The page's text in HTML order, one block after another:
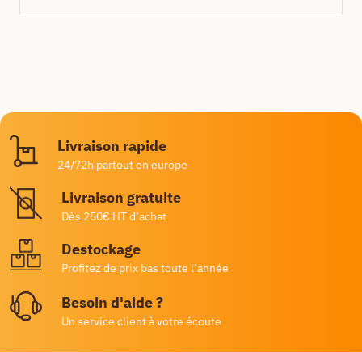
Livraison rapide
24/72h partout en europe
Livraison gratuite
Dès 250€ HT d’achat
Destockage
Profitez de prix bas toute l’année
Besoin d'aide ?
Un service client à votre écoute